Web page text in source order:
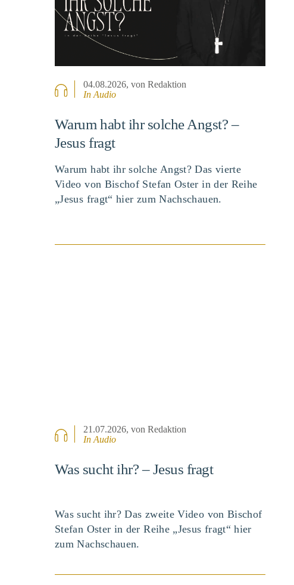
04.08.2026, von Redaktion
In Audio
Warum habt ihr solche Angst? –
Jesus fragt
Warum habt ihr solche Angst? Das vierte
Video von Bischof Stefan Oster in der Reihe
„Jesus fragt“ hier zum Nachschauen.
21.07.2026, von Redaktion
In Audio
Was sucht ihr? – Jesus fragt
Was sucht ihr? Das zweite Video von Bischof
Stefan Oster in der Reihe „Jesus fragt“ hier
zum Nachschauen.